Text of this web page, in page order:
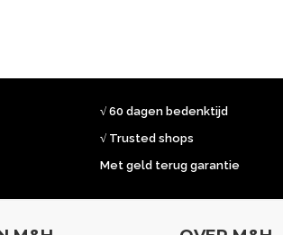
√ 60 dagen bedenktijd
√ Trusted shops
Met geld terug garantie